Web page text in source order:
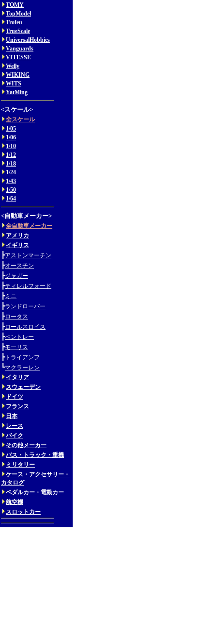
TOMY
TopModel
Trofeu
TrueScale
UniversalHobbies
Vanguards
VITESSE
Welly
WIKING
WITS
YatMing
<スケール>
全スケール
1/05
1/06
1/10
1/12
1/18
1/24
1/43
1/50
1/64
<自動車メーカー>
全自動車メーカー
アメリカ
イギリス
┣アストンマーチン
┣オースチン
┣ジャガー
┣ティレルフォード
┣ミニ
┣ランドローバー
┣ロータス
┣ロールスロイス
┣ベントレー
┣モーリス
┣トライアンフ
┗マクラーレン
イタリア
スウェーデン
ドイツ
フランス
日本
レース
バイク
その他メーカー
バス・トラック・重機
ミリタリー
ケース・アクセサリー・
カタログ
ペダルカー・電動カー
航空機
スロットカー